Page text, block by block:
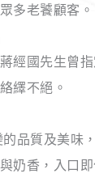
多老饕顧客。
經國先生曾
繹不絕。
品質及美味
奶香，入口即